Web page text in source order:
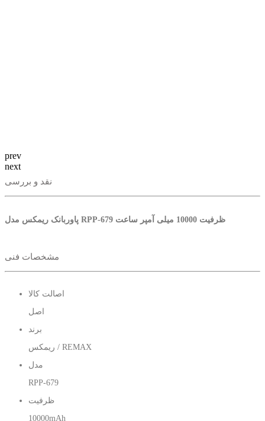
prev
next
نقد و بررسی
پاوربانک ریمکس مدل RPP-679 ظرفیت 10000 میلی آمپر ساعت
مشخصات فنی
اصالت کالا
اصل
برند
ریمکس / REMAX
مدل
RPP-679
ظرفیت
10000mAh